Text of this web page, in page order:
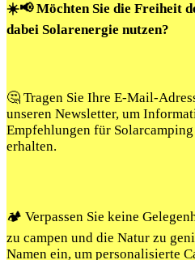
☀️📢 Möchten Sie die Freiheit
dabei Solarenergie nutzen?
🤔 Tragen Sie Ihre E-Mail-
unseren Newsletter, um
Empfehlungen für
erhalten.
🏕️ Verpassen Sie keine
zu campen und die Natur zu
Namen ein, um personalisierte